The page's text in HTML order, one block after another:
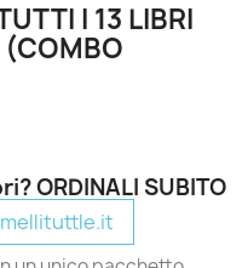
I 13 LIBRI
(COMBO
ORDINALI SUBITO